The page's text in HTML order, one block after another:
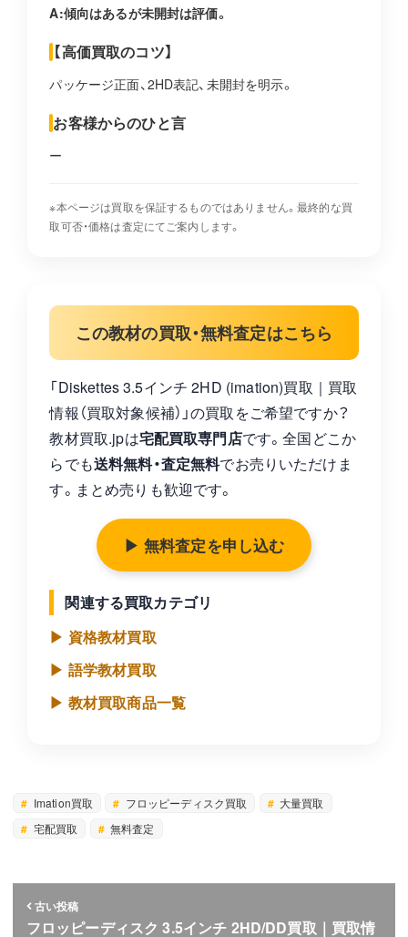
A:傾向はあるが未開封は評価。
【高価買取のコツ】
パッケージ正面、2HD表記、未開封を明示。
お客様からのひと言
ー
※本ページは買取を保証するものではありません。最終的な買
取可否・価格は査定にてご案内します。
この教材の買取・無料査定はこちら
「Diskettes 3.5インチ 2HD (imation)買取｜買取
情報（買取対象候補）」の買取をご希望ですか？
教材買取.jpは宅配買取専門店です。全国どこか
らでも送料無料・査定無料でお売りいただけま
す。まとめ売りも歓迎です。
▶ 無料査定を申し込む
関連する買取カテゴリ
▶ 資格教材買取
▶ 語学教材買取
▶ 教材買取商品一覧
Imation買取 フロッピーディスク買取
大量買取
宅配買取
無料査定
古い投稿
フロッピーディスク 3.5インチ 2HD/DD買取｜買取情